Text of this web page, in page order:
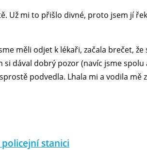
Už mi to přišlo divné, proto jsem jí
měli odjet k lékaři, začala brečet, že
dával dobrý pozor (navíc jsme spolu
podvedla. Lhala mi a vodila mě
stanici